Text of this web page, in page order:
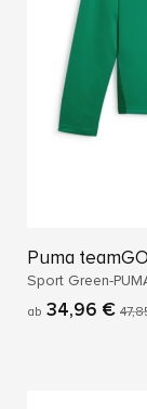
Puma
Sport Green-
ab 34,96 €